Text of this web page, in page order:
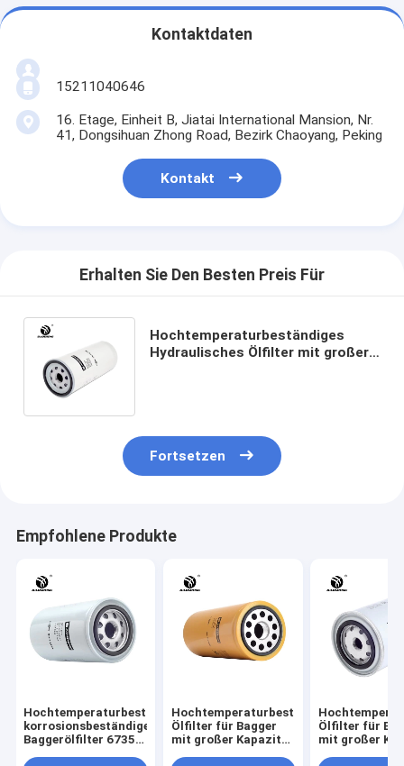
Kontaktdaten
15211040646
16. Etage, Einheit B, Jiatai International Mansion, Nr.
41, Dongsihuan Zhong Road, Bezirk Chaoyang, Peking
Kontakt
Erhalten Sie Den Besten Preis Für
Hochtemperaturbeständiges
Hydraulisches Ölfilter mit großer
Fortsetzen
Empfohlene Produkte
Hochtemperaturbeständiger,
korrosionsbeständiger
Baggerölfilter 6735-
Hochtemperaturbeständiges
Ölfilter für Bagger
mit großer Kapazität
Ölfilter für
mit großer